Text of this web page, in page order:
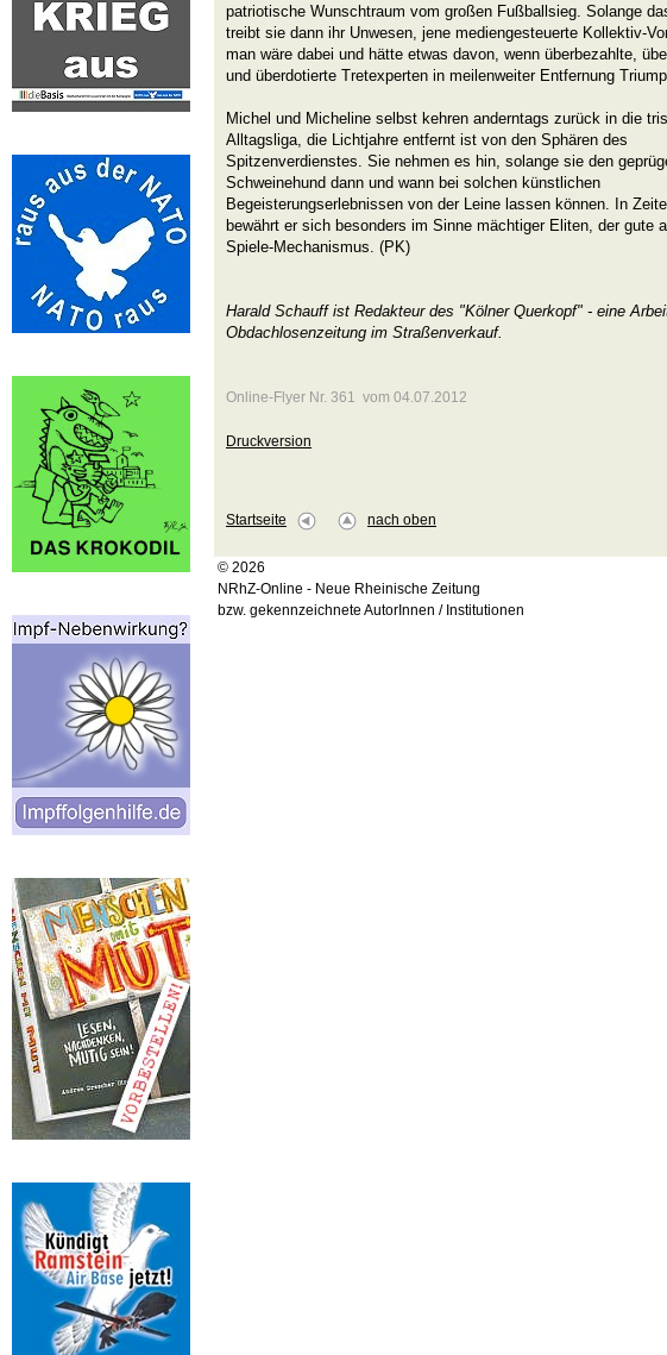
patriotische Wunschtraum vom großen Fußballsieg. Solange
treibt sie dann ihr Unwesen, jene mediengesteuerte Kollektiv-
man wäre dabei und hätte etwas davon, wenn überbezahlte,
und überdotierte Tretexperten in meilenweiter Entfernung
Michel und Micheline selbst kehren anderntags zurück in die
Alltagsliga, die Lichtjahre entfernt ist von den Sphären des
Spitzenverdienstes. Sie nehmen es hin, solange sie den
Schweinehund dann und wann bei solchen künstlichen
Begeisterungserlebnissen von der Leine lassen können. In
bewährt er sich besonders im Sinne mächtiger Eliten, der gute
Spiele-Mechanismus. (PK)
Harald Schauff ist Redakteur des "Kölner Querkopf" - eine
Obdachlosenzeitung im Straßenverkauf.
Online-Flyer Nr. 361 vom 04.07.2012
Druckversion
Startseite nach oben
© 2026
NRhZ-Online - Neue Rheinische Zeitung
bzw. gekennzeichnete AutorInnen / Institutionen